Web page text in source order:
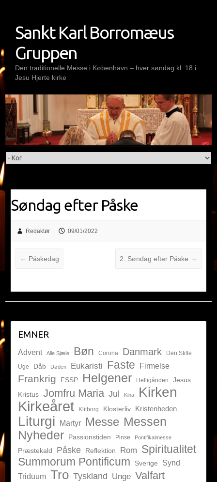
contentSankt Karl Borromæus
Gruppen
Den traditionelle Messe i København – hver søndag kl. 18 i
Jesu Hjerte kirke
Søndag efter Påske
Redaktør 09/01/2022
← Påskedag 2. Søndag efter Påske →
EMNER
Advent Alle Sjæle Bøn Corona Danmark
Den Stille
Uge
Dåb Døden Eukaristi Faste Firmelse
Frankrig FSSP Helgener Helligånden
Jesus
Kristus Jomfru Maria Jul Kina Kirken
Kirkeåret Klitborg Klosterliv Kristenheden
Liturgi Martyr Messe Messen
Nyheder
Passionstiden Pinse Pontifikalmesse
Præstekald Påske Reflektion Rom Spiritualitet
Summorum Pontificum Sverige
Synd
Triduum Tro Tyskland Unge Valfart